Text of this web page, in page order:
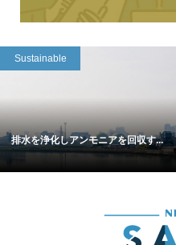
Sustainable
排水を浄化しアンモニアを回収す...